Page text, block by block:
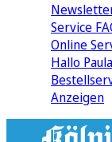
Service
Online
Hallo
Anzeigen